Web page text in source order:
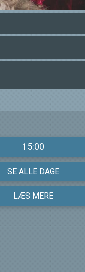
15:00
SE ALLE DAGE
LÆS MERE